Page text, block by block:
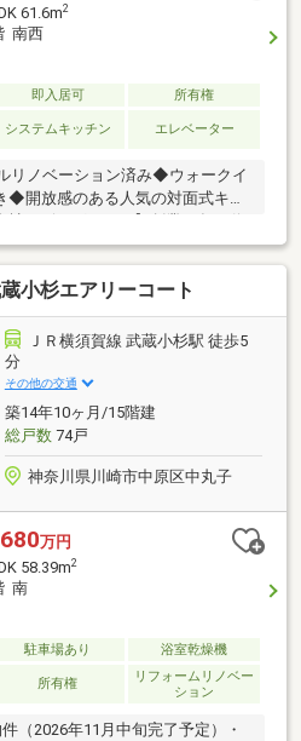
61.6m2
南西
即入居可
所有権
システムキッチン エレベーター
ノベーション済み◆ウォークイ
◆開放感のある人気の対面式キッ
のリビングライフがご紹介しま
ローンアドバイザーの資格を併せ
パート・プランナー』がお客様
イフプランを無料作成。お気軽に
のお問合せは〈0120-536-655〉
小杉エアリーコート
ＪＲ横須賀線 武蔵小杉駅 徒歩5
分
その他の交通
築14年10ヶ月/15階建
総戸数74戸
神奈川県川崎市中原区中丸子
万円
58.39m2
南
駐車場あり 浴室乾燥機
所有権
リフォームリノベー
ション
（2026年11月中旬完了予定）・